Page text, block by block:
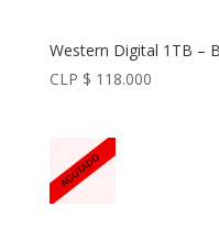
Western Digital 1TB –
CLP $ 118.000